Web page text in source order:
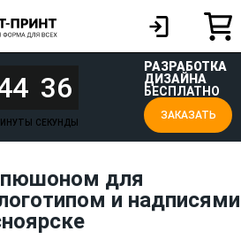
36
СЕКУНДЫ
РАЗРАБОТКА
ДИЗАЙНА
БЕСПЛАТНО
ЗАКАЗАТЬ
для
и надписями